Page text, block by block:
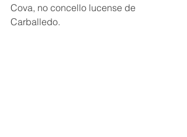
Cova, no concello lucense de
Carballedo.